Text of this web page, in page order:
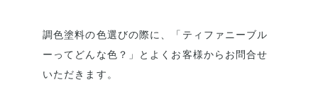
調色塗料の色選びの際に、「ティファニーブル
ーってどんな色？」とよくお客様からお問合せ
いただきます。